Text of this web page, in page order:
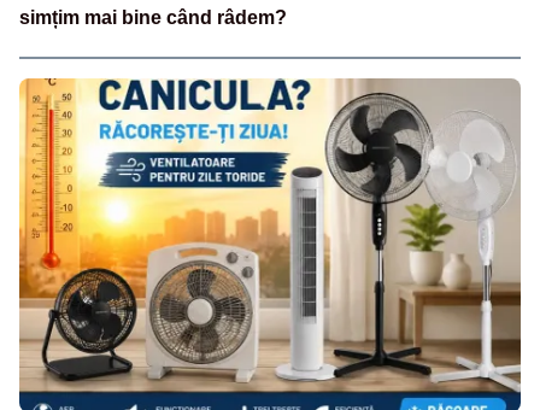
simțim mai bine când râdem?